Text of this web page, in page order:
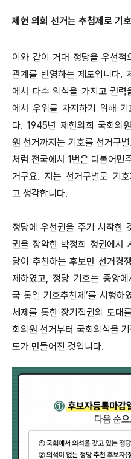
제헌 의회 선거는 추첨제로 기
이와 같이 거대 정당을 우선적
관계를 반영하는 제도입니다.
에서 다수 의석을 가지고 권력
에서 우위를 차지하기 위해
다. 1945년 제헌의회 국회의
원 선거까지는 기호를 선거구
처럼 전국에서 1번은 더불어민
거구요. 저는 선거구별로 기
고 생각합니다.
정당에 우선권을 주기 시작한
권을 장악한 박정희 정권에서
당이 추천하는 후보만 선거경
제하였고, 정당 기호는 중앙
국 통일 기호추천제’를 시행하
체제를 통한 장기집권의 토대
회의원 선거부터 국회의석을
도가 만들어진 것입니다.